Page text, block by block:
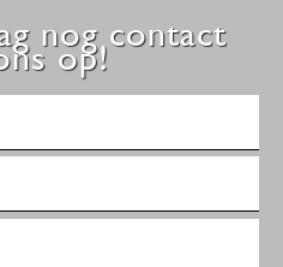
nog contact
op!